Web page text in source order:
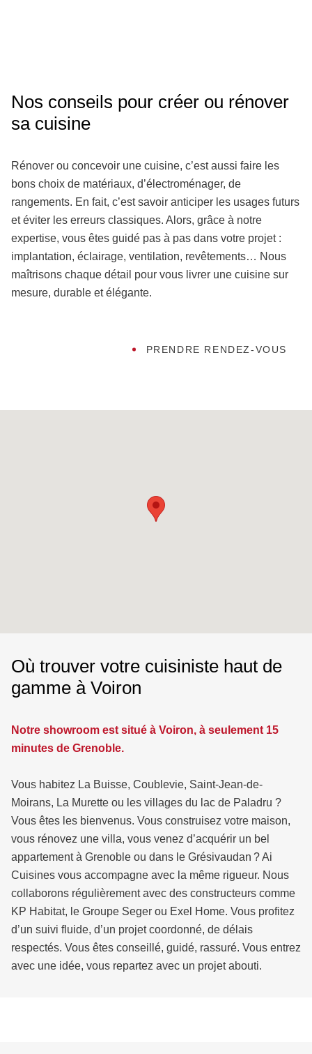
Nos conseils pour créer ou rénover
sa cuisine
Rénover ou concevoir une cuisine, c’est aussi faire les
bons choix de matériaux, d’électroménager, de
rangements. En fait, c’est savoir anticiper les usages futurs
et éviter les erreurs classiques. Alors, grâce à notre
expertise, vous êtes guidé pas à pas dans votre projet :
implantation, éclairage, ventilation, revêtements… Nous
maîtrisons chaque détail pour vous livrer une cuisine sur
mesure, durable et élégante.
PRENDRE RENDEZ-VOUS
Où trouver votre cuisiniste haut de
gamme à Voiron
Notre showroom est situé à Voiron, à seulement 15
minutes de Grenoble.
Vous habitez La Buisse, Coublevie, Saint-Jean-de-
Moirans, La Murette ou les villages du lac de Paladru ?
Vous êtes les bienvenus. Vous construisez votre maison,
vous rénovez une villa, vous venez d’acquérir un bel
appartement à Grenoble ou dans le Grésivaudan ? Ai
Cuisines vous accompagne avec la même rigueur. Nous
collaborons régulièrement avec des constructeurs comme
KP Habitat, le Groupe Seger ou Exel Home. Vous profitez
d’un suivi fluide, d’un projet coordonné, de délais
respectés. Vous êtes conseillé, guidé, rassuré. Vous entrez
avec une idée, vous repartez avec un projet abouti.